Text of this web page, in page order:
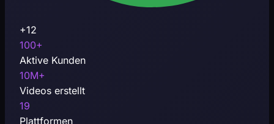
+12
100+
Aktive Kunden
10M+
Videos erstellt
19
Plattformen